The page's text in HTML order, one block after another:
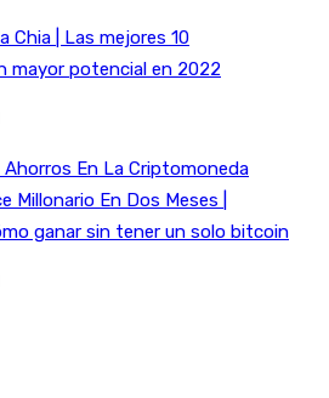
Chia | Las mejores 10
mayor potencial en 2022
En La Criptomoneda
Millonario En Dos Meses |
ganar sin tener un solo bitcoin